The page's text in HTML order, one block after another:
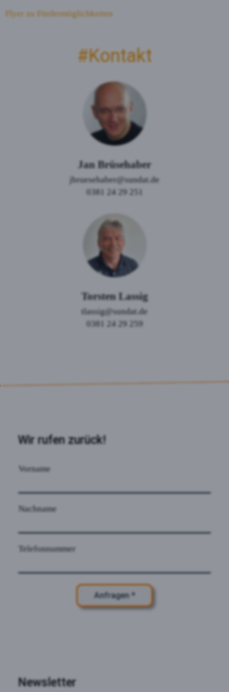
Flyer zu Fördermöglichkeiten
#Kontakt
Jan Brüsehaber
jbruesehaber@sundat.de
0381 24 29 251
Torsten Lassig
tlassig@sundat.de
0381 24 29 259
Wir rufen zurück!
Vorname
Nachname
Telefonnummer
Anfragen *
Newsletter